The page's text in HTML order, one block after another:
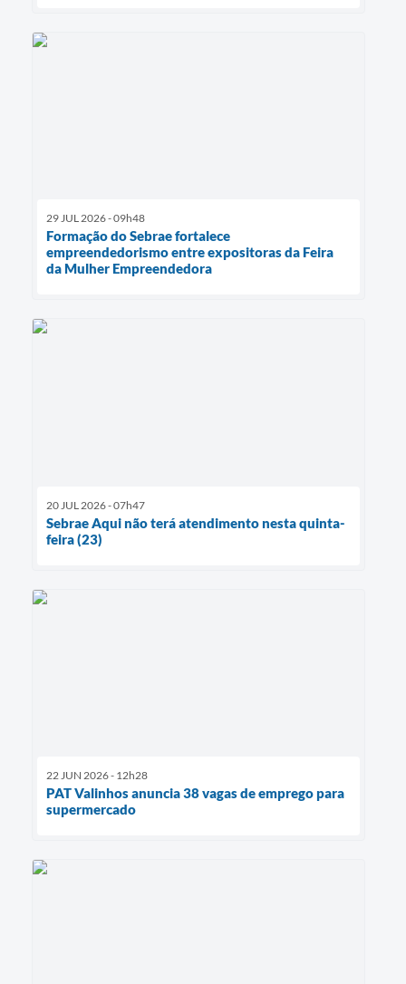
29 JUL 2026 - 09h48
Formação do Sebrae fortalece
empreendedorismo entre expositoras da Feira
da Mulher Empreendedora
20 JUL 2026 - 07h47
Sebrae Aqui não terá atendimento nesta quinta-
feira (23)
22 JUN 2026 - 12h28
PAT Valinhos anuncia 38 vagas de emprego para
supermercado